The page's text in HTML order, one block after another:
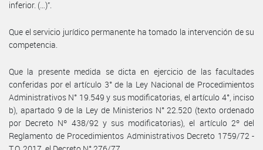
inferior. (…)”.
Que el servicio jurídico permanente ha tomado la intervención de su
competencia.
Que la presente medida se dicta en ejercicio de las facultades
conferidas por el artículo 3° de la Ley Nacional de Procedimientos
Administrativos N° 19.549 y sus modificatorias, el artículo 4°, inciso
b), apartado 9 de la Ley de Ministerios N° 22.520 (texto ordenado
por Decreto Nº 438/92 y sus modificatorias), el artículo 2º del
Reglamento de Procedimientos Administrativos Decreto 1759/72 -